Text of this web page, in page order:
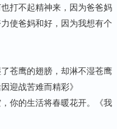
打不起精神来，因为爸爸妈
使爸妈和好，因为我想有个
苍鹰的翅膀，却淋不湿苍鹰
迎战苦难而精彩》
你的生活将春暖花开。《我